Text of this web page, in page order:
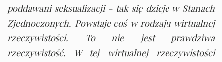
poddawani seksualizacji – tak się dzieje w Stanach
Zjednoczonych. Powstaje coś w rodzaju wirtualnej
rzeczywistości. To nie jest prawdziwa
rzeczywistość. W tej wirtualnej rzeczywistości